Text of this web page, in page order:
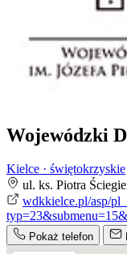
Wojewódzki
Kielce · świętokrzyskie
ul. ks. Piotra
wdkkielce.pl/asp/
Pokaż telefon